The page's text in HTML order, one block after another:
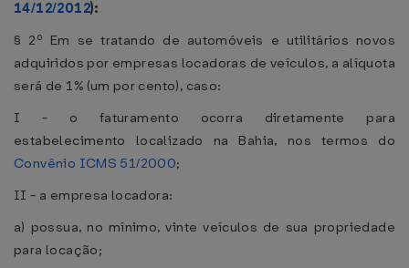
14/12/2012):
§ 2º Em se tratando de automóveis e utilitários novos
adquiridos por empresas locadoras de veículos, a alíquota
será de 1% (um por cento), caso:
I - o faturamento ocorra diretamente para
estabelecimento localizado na Bahia, nos termos do
Convênio ICMS 51/2000;
II - a empresa locadora:
a) possua, no mínimo, vinte veículos de sua propriedade
para locação;